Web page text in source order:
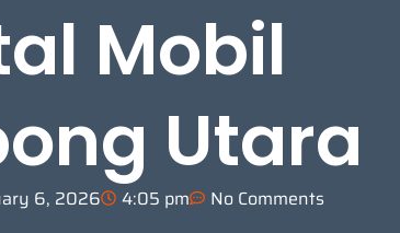
Mobil
Utara
6, 2026 4:05 pm No Comments